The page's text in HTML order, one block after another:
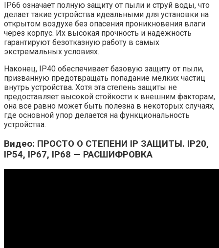
IP66 означает полную защиту от пыли и струй воды, что
делает такие устройства идеальными для установки на
открытом воздухе без опасения проникновения влаги
через корпус. Их высокая прочность и надежность
гарантируют безотказную работу в самых
экстремальных условиях.
Наконец, IP40 обеспечивает базовую защиту от пыли,
призванную предотвращать попадание мелких частиц
внутрь устройства. Хотя эта степень защиты не
предоставляет высокой стойкости к внешним факторам,
она все равно может быть полезна в некоторых случаях,
где основной упор делается на функциональность
устройства.
Видео: ПРОСТО О СТЕПЕНИ IP ЗАЩИТЫ. IP20,
IP54, IP67, IP68 — РАСШИФРОВКА